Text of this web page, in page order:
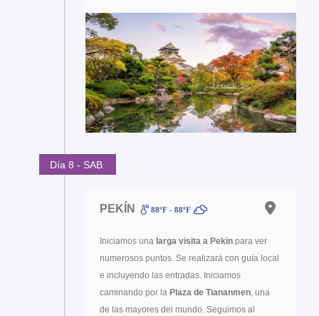
Día 8 - SAB.
PEKÍN 88ºF - 88ºF
Iniciamos una larga visita a Pekin para ver
numerosos puntos. Se realizará con guía local
e incluyendo las entradas. Iniciamos
caminando por la Plaza de Tiananmen, una
de las mayores del mundo. Seguimos al